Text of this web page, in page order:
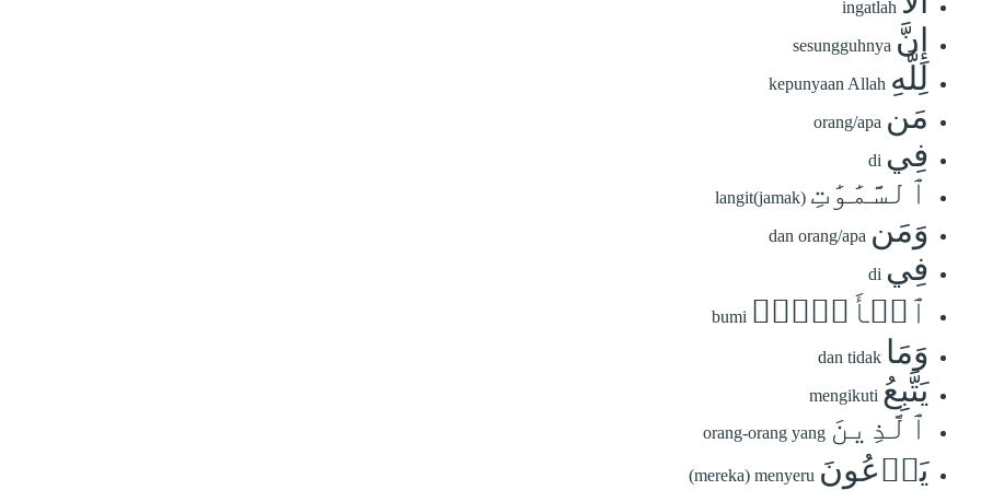
ingatlah
إِنَّ sesungguhnya
لِلَّهِ kepunyaan Allah
مَن orang/apa
فِي di
ٱلسَّمَٰوَٰتِ langit(jamak)
وَمَن dan orang/apa
فِي di
ٱلۡأَرۡضِۗ bumi
وَمَا dan tidak
يَتَّبِعُ mengikuti
ٱلَّذِينَ orang-orang yang
يَدۡعُونَ (mereka) menyeru